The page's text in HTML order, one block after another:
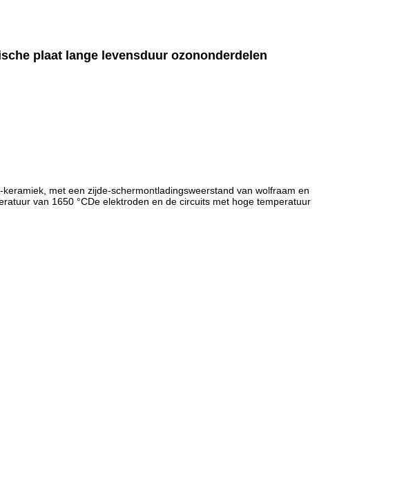
plaat lange levensduur ozononderdelen
met een zijde-schermontladingsweerstand van wolfraam en
van 1650 °CDe elektroden en de circuits met hoge temperatuur